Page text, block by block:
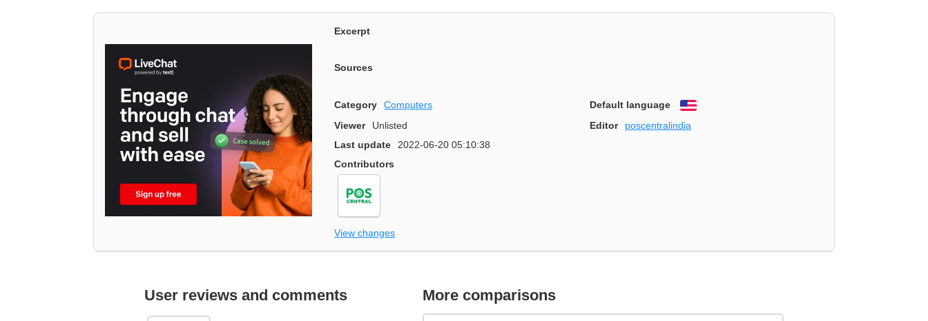
Excerpt
Sources
Category Computers Default language
English
Viewer
Unlisted Editor
poscentralindia
Last update
2022-06-20 05:10:38
Contributors
View changes
User reviews and comments More comparisons